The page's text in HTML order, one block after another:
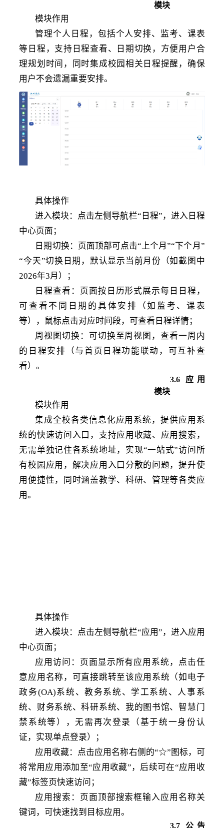
模块
模块作用
管理个人日程，包括个人安排、监考、课表
等日程，支持日程查看、日期切换，方便用户合
理规划时间，同时集成校园相关日程提醒，确保
用户不会遗漏重要安排。
具体操作
进入模块：点击左侧导航栏“日程”，进入日程
中心页面；
日期切换：页面顶部可点击“上个月”“下个月”
“今天”切换日期，默认显示当前月份（如截图中
2026年3月）；
日程查看：页面按日历形式展示每日日程，
可查看不同日期的具体安排（如监考、课表
等），鼠标点击对应时间段，可查看日程详情；
周视图切换：可切换至周视图，查看一周内
的日程安排（与首页日程功能联动，可互补查
看）。
3.6 应用
模块
模块作用
集成全校各类信息化应用系统，提供应用系
统的快速访问入口，支持应用收藏、应用搜索，
无需单独记住各系统地址，实现“一站式”访问所
有校园应用，解决应用入口分散的问题，提升使
用便捷性，同时涵盖教学、科研、管理等各类应
用。
具体操作
进入模块：点击左侧导航栏“应用”，进入应用
中心页面；
应用访问：页面显示所有应用系统，点击任
意应用名称，可直接跳转至该应用系统（如电子
政务(OA)系统、教务系统、学工系统、人事系
统、财务系统、科研系统、我的图书馆、智慧门
禁系统等），无需再次登录（基于统一身份认
证，实现单点登录）；
应用收藏：点击应用名称右侧的“☆”图标，可
将常用应用添加至“应用收藏”，后续可在“应用收
藏”标签页快速访问；
应用搜索：页面顶部搜索框输入应用名称关
键词，可快速找到目标应用。
3.7 公告